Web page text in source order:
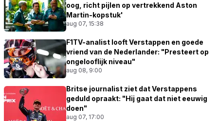
oog, richt pijlen op vertrekkend Aston
Martin-kopstuk'
aug 07, 15:38
F1TV-analist looft Verstappen en goede
vriend van de Nederlander: "Presteert op
ongelooflijk niveau"
aug 08, 9:00
Britse journalist ziet dat Verstappens
geduld opraakt: "Hij gaat dat niet eeuwig
doen"
aug 07, 17:00